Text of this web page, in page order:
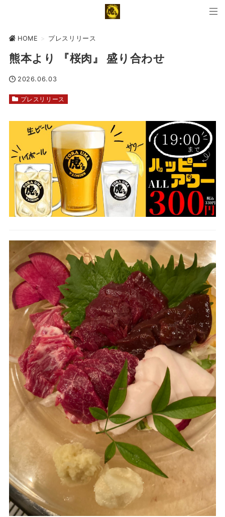
HOME > プレスリリース
熊本より 『桜肉』 盛り合わせ
2026.06.03
プレスリリース